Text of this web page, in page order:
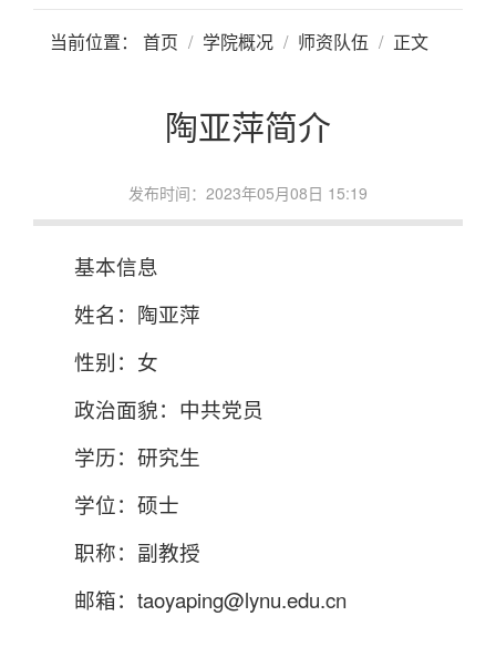
当前位置： 首页 学院概况 师资队伍 正文
陶亚萍简介
发布时间：2023年05月08日 15:19
基本信息
姓名：陶亚萍
性别：女
政治面貌：中共党员
学历：研究生
学位：硕士
职称：副教授
邮箱：taoyaping@lynu.edu.cn